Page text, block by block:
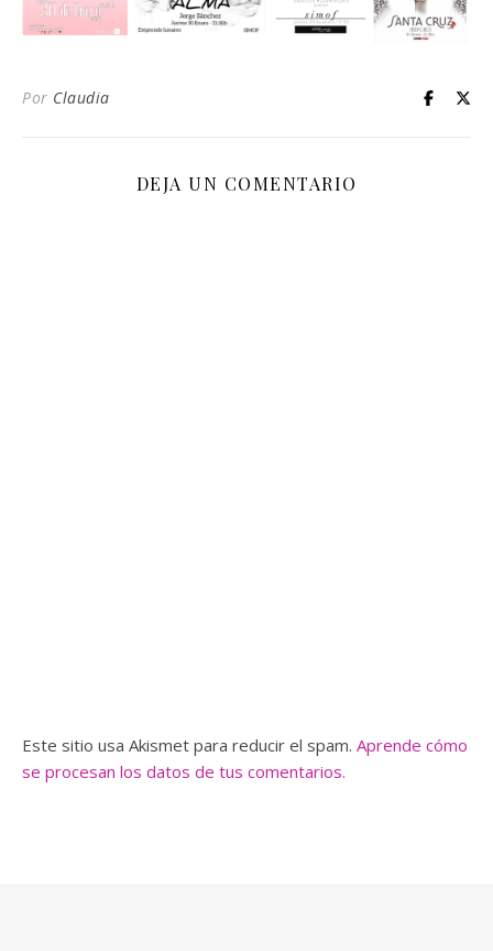
Por Claudia
DEJA UN COMENTARIO
Este sitio usa Akismet para reducir el spam. Aprende cómo
se procesan los datos de tus comentarios.